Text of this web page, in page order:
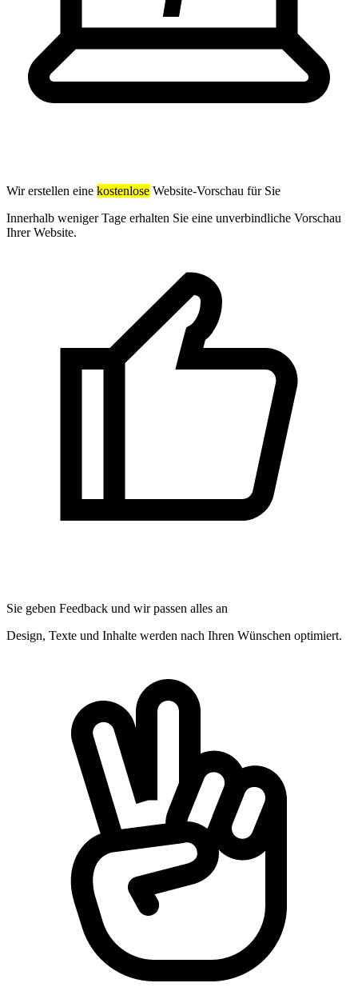
Wir erstellen eine kostenlose Website-Vorschau für Sie
Innerhalb weniger Tage erhalten Sie eine unverbindliche Vorschau
Ihrer Website.
Sie geben Feedback und wir passen alles an
Design, Texte und Inhalte werden nach Ihren Wünschen optimiert.